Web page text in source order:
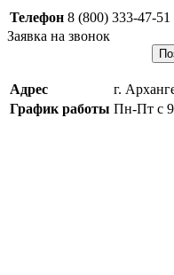
Телефон 8 (800) 333-47-51
Заявка на звонок
Адрес
г.
График работы Пн-Пт с